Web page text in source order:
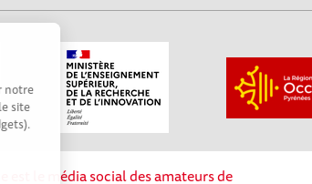
notre
site
est le média social des amateurs de